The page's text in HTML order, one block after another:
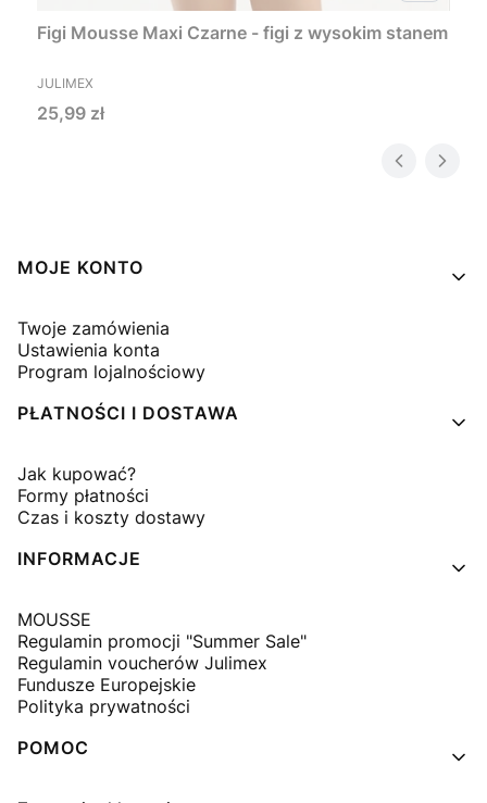
Figi Mousse Maxi Czarne - figi z wysokim stanem
PRODUCENT
JULIMEX
Cena
25,99 zł
Linki w stopce
MOJE KONTO
Twoje zamówienia
Ustawienia konta
Program lojalnościowy
PŁATNOŚCI I DOSTAWA
Jak kupować?
Formy płatności
Czas i koszty dostawy
INFORMACJE
MOUSSE
Regulamin promocji "Summer Sale"
Regulamin voucherów Julimex
Fundusze Europejskie
Polityka prywatności
POMOC